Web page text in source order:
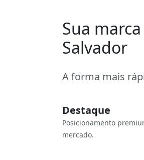
Sua
Salvador
A forma mais
Destaque
Posicionamento
mercado.